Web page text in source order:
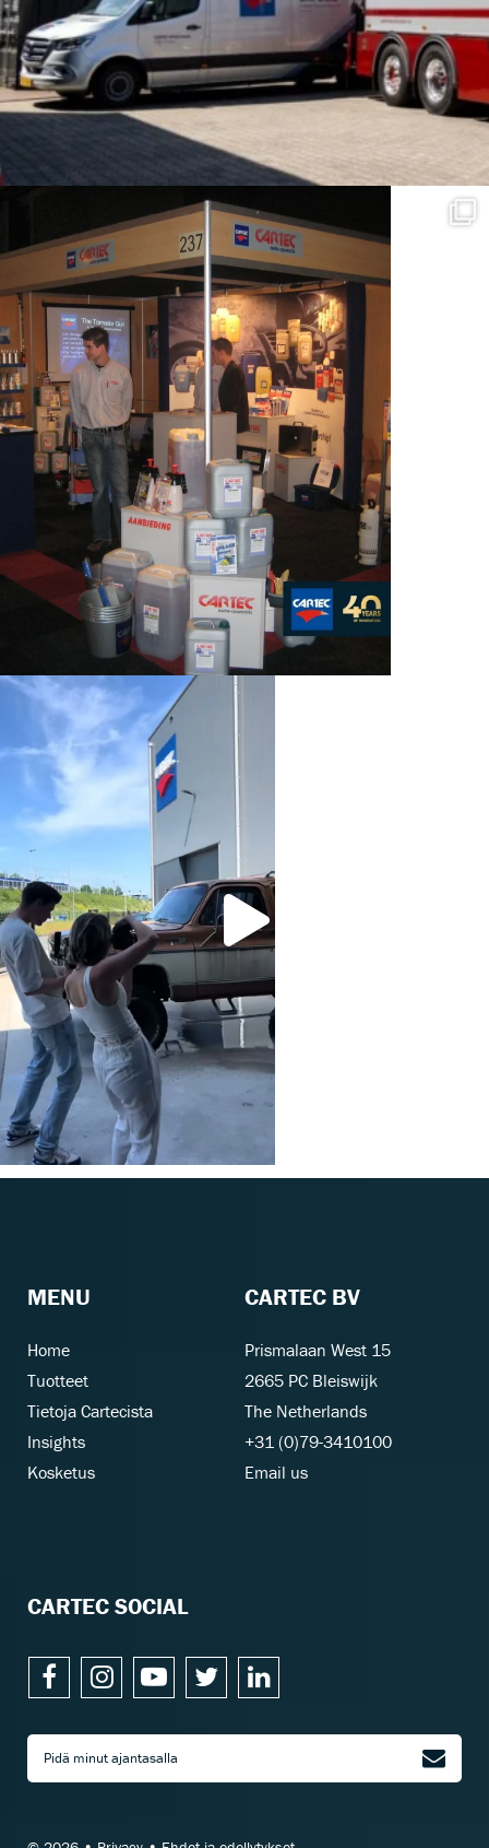
MENU
Home
Tuotteet
Tietoja Cartecista
Insights
Kosketus
CARTEC BV
Prismalaan West 15
2665 PC Bleiswijk
The Netherlands
+31 (0)79-3410100
Email us
CARTEC SOCIAL
Pidä minut ajantasalla